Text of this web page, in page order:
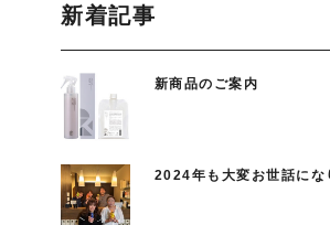
新着記事
新商品のご案内
2024年も大変お世話にな